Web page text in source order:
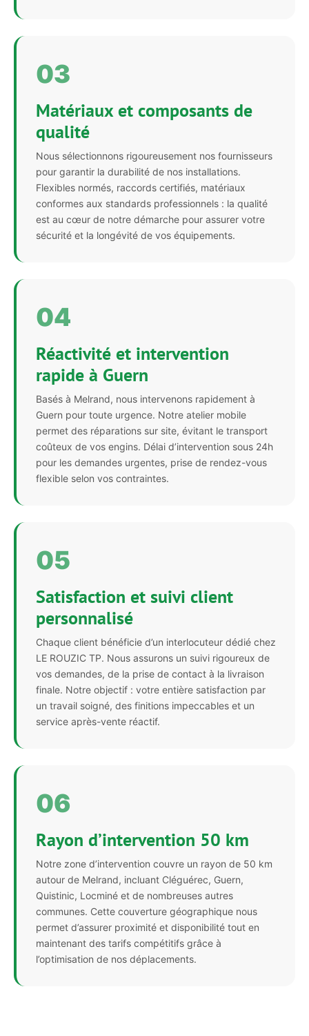
03
Matériaux et composants de
qualité
Nous sélectionnons rigoureusement nos fournisseurs
pour garantir la durabilité de nos installations.
Flexibles normés, raccords certifiés, matériaux
conformes aux standards professionnels : la qualité
est au cœur de notre démarche pour assurer votre
sécurité et la longévité de vos équipements.
04
Réactivité et intervention
rapide à Guern
Basés à Melrand, nous intervenons rapidement à
Guern pour toute urgence. Notre atelier mobile
permet des réparations sur site, évitant le transport
coûteux de vos engins. Délai d’intervention sous 24h
pour les demandes urgentes, prise de rendez-vous
flexible selon vos contraintes.
05
Satisfaction et suivi client
personnalisé
Chaque client bénéficie d’un interlocuteur dédié chez
LE ROUZIC TP. Nous assurons un suivi rigoureux de
vos demandes, de la prise de contact à la livraison
finale. Notre objectif : votre entière satisfaction par
un travail soigné, des finitions impeccables et un
service après-vente réactif.
06
Rayon d’intervention 50 km
Notre zone d’intervention couvre un rayon de 50 km
autour de Melrand, incluant Cléguérec, Guern,
Quistinic, Locminé et de nombreuses autres
communes. Cette couverture géographique nous
permet d’assurer proximité et disponibilité tout en
maintenant des tarifs compétitifs grâce à
l’optimisation de nos déplacements.